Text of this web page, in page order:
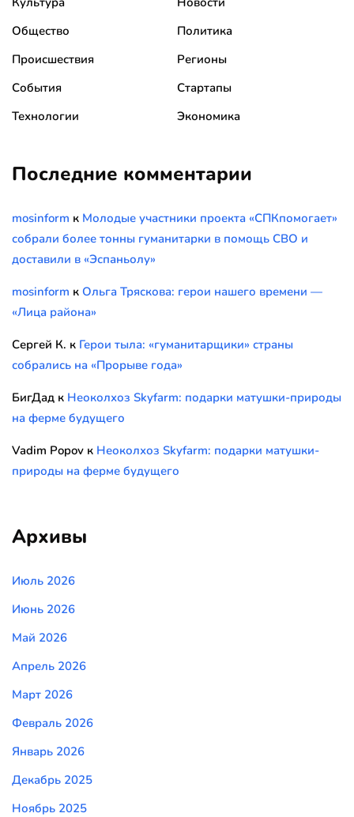
Общество
Политика
Происшествия
Регионы
События
Стартапы
Технологии
Экономика
Последние комментарии
mosinform к Молодые участники проекта «СПКпомогает»
собрали более тонны гуманитарки в помощь СВО и
доставили в «Эспаньолу»
mosinform к Ольга Тряскова: герои нашего времени —
«Лица района»
Сергей К. к Герои тыла: «гуманитарщики» страны
собрались на «Прорыве года»
БигДад к Неоколхоз Skyfarm: подарки матушки-природы
на ферме будущего
Vadim Popov к Неоколхоз Skyfarm: подарки матушки-
природы на ферме будущего
Архивы
Июль 2026
Июнь 2026
Май 2026
Апрель 2026
Март 2026
Февраль 2026
Январь 2026
Декабрь 2025
Ноябрь 2025